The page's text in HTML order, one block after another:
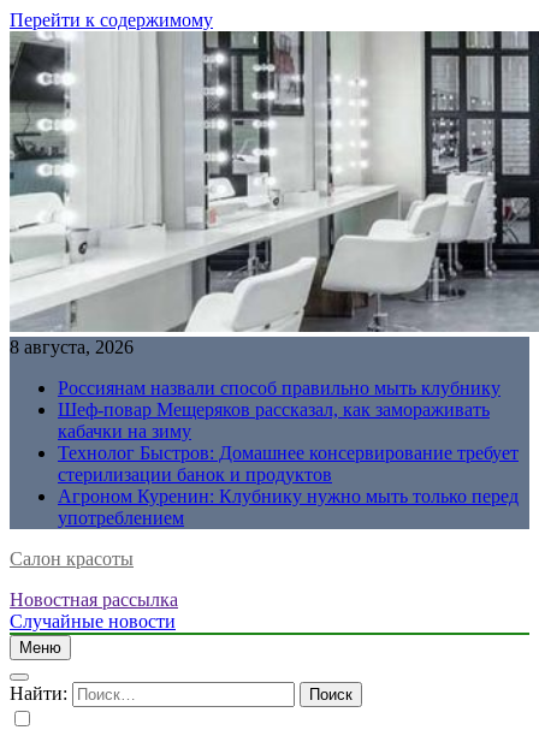
Перейти к содержимому
8 августа, 2026
Россиянам назвали способ правильно мыть клубнику
Шеф-повар Мещеряков рассказал, как замораживать
кабачки на зиму
Технолог Быстров: Домашнее консервирование требует
стерилизации банок и продуктов
Агроном Куренин: Клубнику нужно мыть только перед
употреблением
Салон красоты
Новостная рассылка
Случайные новости
Меню
Найти: